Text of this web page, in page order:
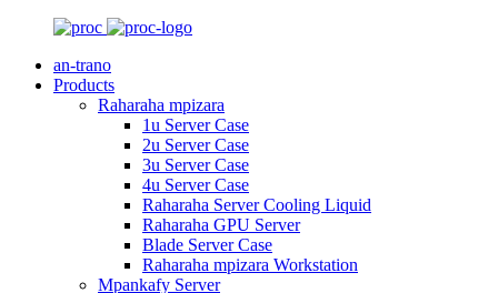
an-trano
Products
Raharaha mpizara
1u Server Case
2u Server Case
3u Server Case
4u Server Case
Raharaha Server Cooling Liquid
Raharaha GPU Server
Blade Server Case
Raharaha mpizara Workstation
Mpankafy Server